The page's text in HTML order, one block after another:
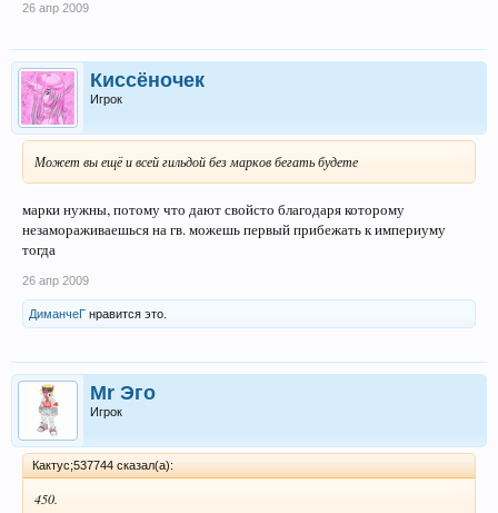
26 апр 2009
Киссёночек
Игрок
Может вы ещё и всей гильдой без марков бегать будете
марки нужны, потому что дают свойсто благодаря которому
незамораживаешься на гв. можешь первый прибежать к империуму
тогда
26 апр 2009
ДиманчеГ нравится это.
Mr Эго
Игрок
Кактус;537744 сказал(а):
450.